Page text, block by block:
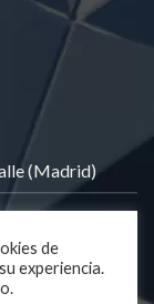
(Madrid)
de
experiencia.